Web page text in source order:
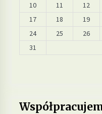
10
11 12
17
18 19
24
25 26
31